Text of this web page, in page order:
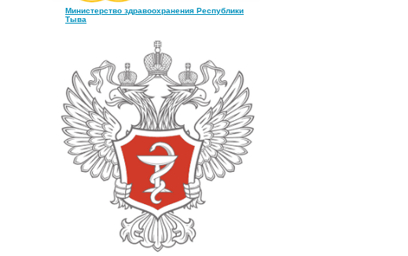
Министерство здравоохранения Республики
Тыва